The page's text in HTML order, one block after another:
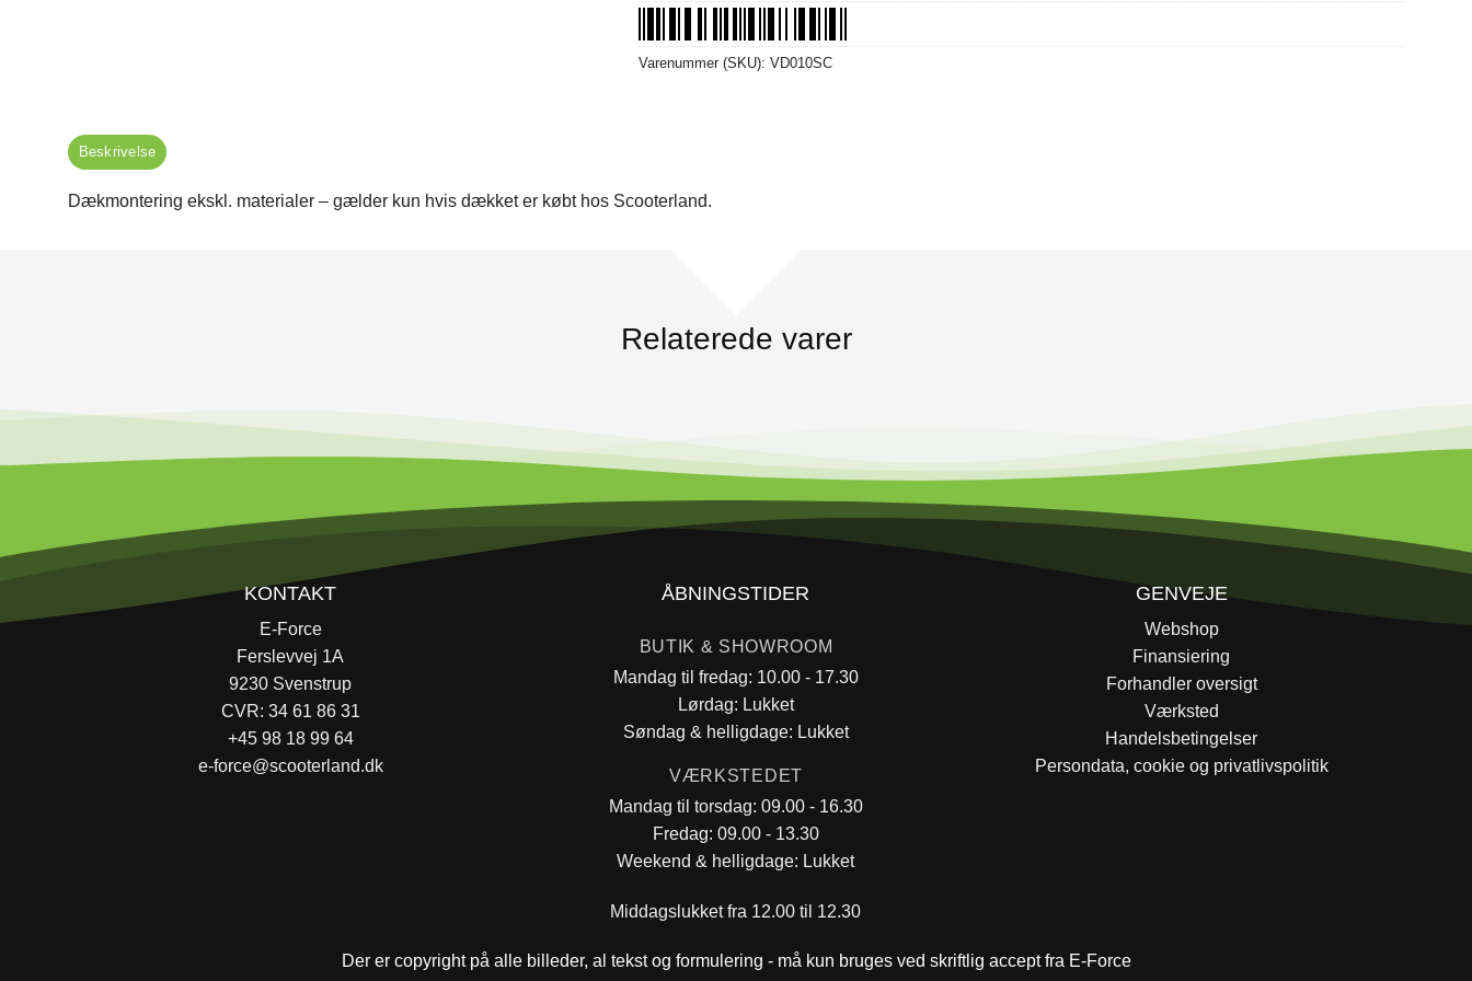
Varenummer (SKU): VD010SC
Beskrivelse
Dækmontering ekskl. materialer – gælder kun hvis dækket er købt hos Scooterland.
Relaterede varer
KONTAKT
E-Force
Ferslevvej 1A
9230 Svenstrup
CVR: 34 61 86 31
+45 98 18 99 64
e-force@scooterland.dk
ÅBNINGSTIDER
BUTIK & SHOWROOM
Mandag til fredag: 10.00 - 17.30
Lørdag: Lukket
Søndag & helligdage: Lukket
VÆRKSTEDET
Mandag til torsdag: 09.00 - 16.30
Fredag: 09.00 - 13.30
Weekend & helligdage: Lukket
Middagslukket fra 12.00 til 12.30
GENVEJE
Webshop
Finansiering
Forhandler oversigt
Værksted
Handelsbetingelser
Persondata, cookie og privatlivspolitik
Der er copyright på alle billeder, al tekst og formulering - må kun bruges ved skriftlig accept fra E-Force